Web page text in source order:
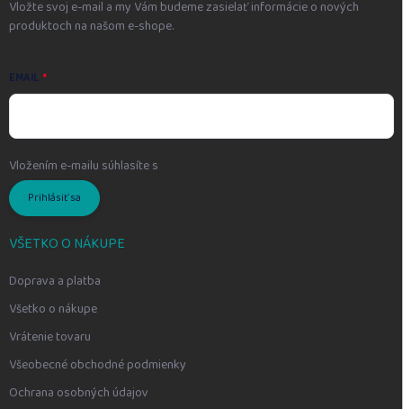
Vložte svoj e-mail a my Vám budeme zasielať informácie o nových
produktoch na našom e-shope.
EMAIL
Vložením e-mailu súhlasíte s
Prihlásiť sa
VŠETKO O NÁKUPE
Doprava a platba
Všetko o nákupe
Vrátenie tovaru
Všeobecné obchodné podmienky
Ochrana osobných údajov